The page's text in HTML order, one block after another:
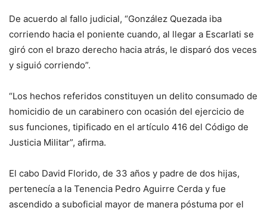
De acuerdo al fallo judicial, “González Quezada iba
corriendo hacia el poniente cuando, al llegar a Escarlati se
giró con el brazo derecho hacia atrás, le disparó dos veces
y siguió corriendo”.
“Los hechos referidos constituyen un delito consumado de
homicidio de un carabinero con ocasión del ejercicio de
sus funciones, tipificado en el artículo 416 del Código de
Justicia Militar”, afirma.
El cabo David Florido, de 33 años y padre de dos hijas,
pertenecía a la Tenencia Pedro Aguirre Cerda y fue
ascendido a suboficial mayor de manera póstuma por el